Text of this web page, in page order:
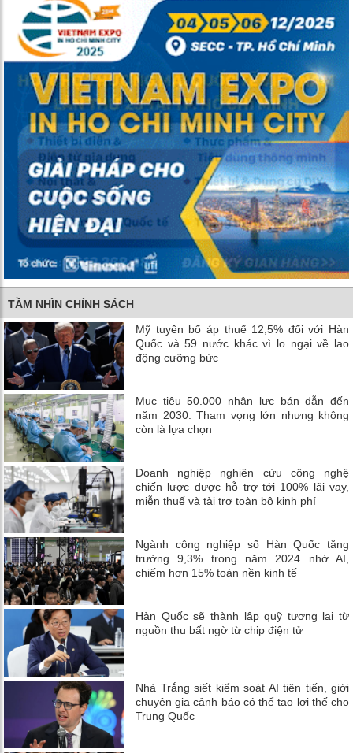
TẦM NHÌN CHÍNH SÁCH
Mỹ tuyên bố áp thuế 12,5% đối với Hàn
Quốc và 59 nước khác vì lo ngại về lao
động cưỡng bức
Mục tiêu 50.000 nhân lực bán dẫn đến
năm 2030: Tham vọng lớn nhưng không
còn là lựa chọn
Doanh nghiệp nghiên cứu công nghệ
chiến lược được hỗ trợ tới 100% lãi vay,
miễn thuế và tài trợ toàn bộ kinh phí
Ngành công nghiệp số Hàn Quốc tăng
trưởng 9,3% trong năm 2024 nhờ AI,
chiếm hơn 15% toàn nền kinh tế
Hàn Quốc sẽ thành lập quỹ tương lai từ
nguồn thu bất ngờ từ chip điện tử
Nhà Trắng siết kiểm soát AI tiên tiến, giới
chuyên gia cảnh báo có thể tạo lợi thế cho
Trung Quốc